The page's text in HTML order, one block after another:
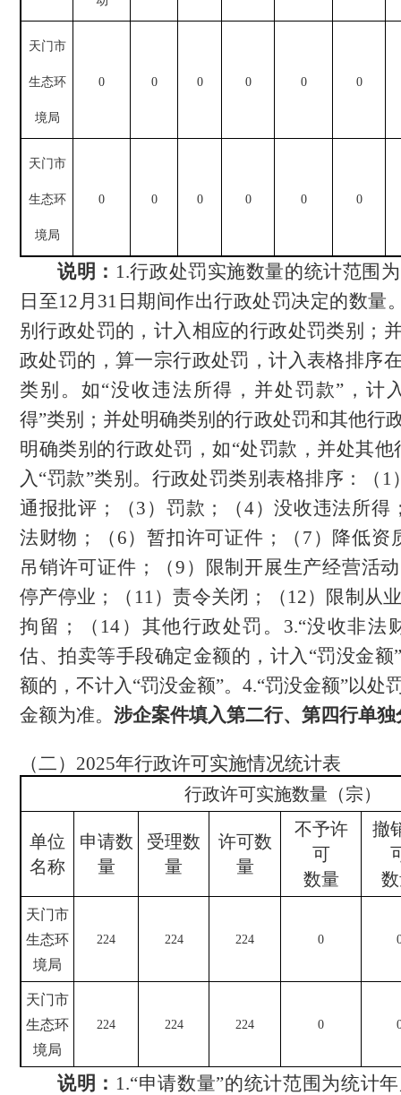
天门市
生态环
境局
0 0 0 0 0 0
天门市
生态环
境局
0 0 0 0 0 0
说明： 1.行政处罚实施数量的统计范围
日至12 月 31 日期间作出行政处罚决定的数量
别行政处罚的，计入相应的行政处罚类别；
政处罚的，算一宗行政处罚，计入表格排序
类别。如“没收违法所得，并处罚款”，计
得”类别；并处明确类别的行政处罚和其他行
明确类别的行政处罚，如“处罚款，并处其他
入“罚款”类别。行政处罚类别表格排序：（ 1
通报批评；（3 ）罚款；（4）没收违法所得
法财物；（ 6）暂扣许可证件；（ 7 ）降低资
吊销许可证件；（9 ）限制开展生产经营活
停产停业；（ 11）责令关闭；（ 12）限制从
拘留；（ 14 ）其他行政处罚。 3.“没收非法
估、拍卖等手段确定金额的，计入“罚没金额
额的，不计入“罚没金额”。 4.“罚没金额”以处
金额为准。 涉企案件填入第二行、第四行单
（二） 2025年行政许可实施情况统计表
行政许可实施数量（宗）
单位
名称
申请数
量
受理数
量
许可数
量
不予许
可
数量
撤
天门市
生态环
境局
224 224 224 0
天门市
生态环
境局
224 224 224 0
说明： 1.“申请数量”的统计范围为统计